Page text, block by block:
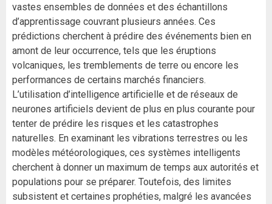
vastes ensembles de données et des échantillons
d’apprentissage couvrant plusieurs années. Ces
prédictions cherchent à prédire des événements bien en
amont de leur occurrence, tels que les éruptions
volcaniques, les tremblements de terre ou encore les
performances de certains marchés financiers.
L’utilisation d’intelligence artificielle et de réseaux de
neurones artificiels devient de plus en plus courante pour
tenter de prédire les risques et les catastrophes
naturelles. En examinant les vibrations terrestres ou les
modèles météorologiques, ces systèmes intelligents
cherchent à donner un maximum de temps aux autorités et
populations pour se préparer. Toutefois, des limites
subsistent et certaines prophéties, malgré les avancées